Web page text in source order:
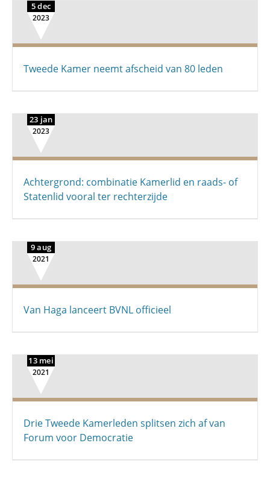
5 dec
2023
Tweede Kamer neemt afscheid van 80 leden
23 jan
2023
Achtergrond: combinatie Kamerlid en raads- of
Statenlid vooral ter rechterzijde
9 aug
2021
Van Haga lanceert BVNL officieel
13 mei
2021
Drie Tweede Kamerleden splitsen zich af van
Forum voor Democratie